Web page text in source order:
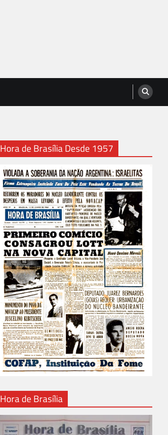
Hora de Brasília Desde 1957
Hora de Brasília